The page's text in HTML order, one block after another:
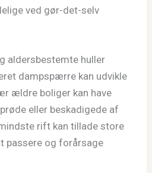
ved gør-det-selv
aldersbestemte huller
dampspærre kan udvikle
ældre boliger kan have
eller beskadigede af
rift kan tillade store
og forårsage